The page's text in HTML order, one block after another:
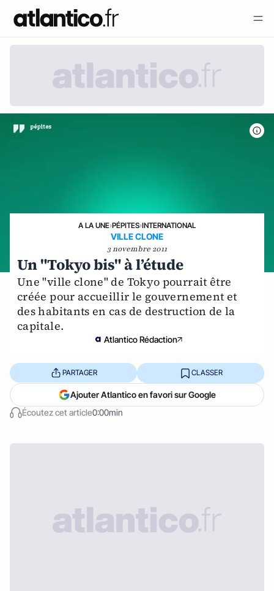
A LA UNE›PÉPITES›INTERNATIONAL
VILLE CLONE
3 novembre 2011
Un "Tokyo bis" à l’étude
Une "ville clone" de Tokyo pourrait être
créée pour accueillir le gouvernement et
des habitants en cas de destruction de la
capitale.
Atlantico Rédaction
Écoutez cet article0:00min
PARTAGER CLASSER
Ajouter Atlantico en favori sur Google